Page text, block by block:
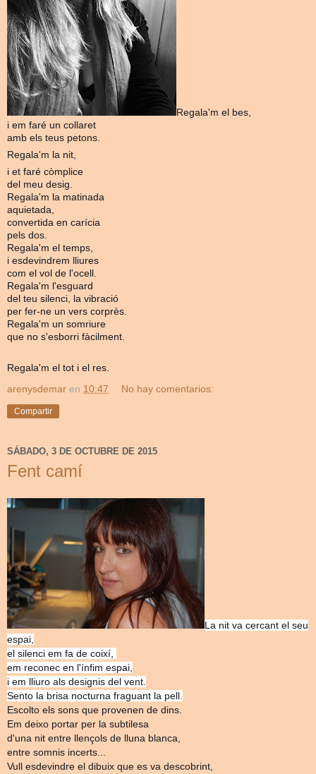
Regala'm el bes,
i em faré un collaret
amb els teus petons.
Regala'm la nit,
i et faré còmplice
del meu desig.
Regala'm la matinada
aquietada,
convertida en carícia
pels dos.
Regala'm el temps,
i esdevindrem lliures
com el vol de l'ocell.
Regala'm l'esguard
del teu silenci, la vibració
per fer-ne un vers corprès.
Regala'm un somriure
que no s'esborri fàcilment.
Regala'm el tot i el res.
arenysdemar en 10:47 No hay comentarios:
Compartir
SÁBADO, 3 DE OCTUBRE DE 2015
Fent camí
La nit va cercant el seu
espai,
el silenci em fa de coixí,
em reconec en l'ínfim espai,
i em lliuro als designis del vent.
Sento la brisa nocturna fraguant la pell.
Escolto els sons que provenen de dins.
Em deixo portar per la subtilesa
d'una nit entre llençols de lluna blanca,
entre somnis incerts...
Vull esdevindre el dibuix que es va descobrint,